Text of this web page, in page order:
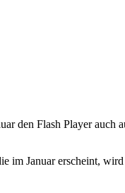
den Flash Player auch
im Januar erscheint,